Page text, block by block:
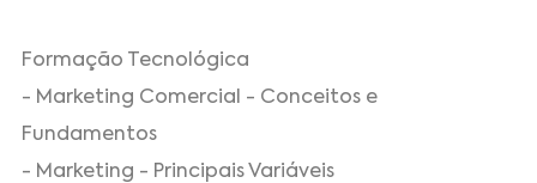
Formação Tecnológica
- Marketing Comercial - Conceitos e
Fundamentos
- Marketing - Principais Variáveis